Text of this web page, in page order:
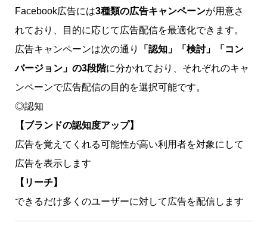
Facebook広告には3種類の広告キャンペーンが用意さ
れており、目的に応じて広告配信を最適化できます。
広告キャンペーンは次の通り
「認知」「検討」「コン
バージョン」の3段階に分かれており、それぞれのキャ
ンペーンで広告配信の目的を選択可能です。
◎認知
【ブランドの認知度アップ】
広告を覚えてくれる可能性が高い利用者を対象にして
広告を表示します
【リーチ】
できるだけ多くのユーザーに対して広告を配信します